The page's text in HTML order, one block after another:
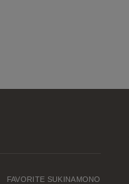
FAVORITE SUKINAMONO